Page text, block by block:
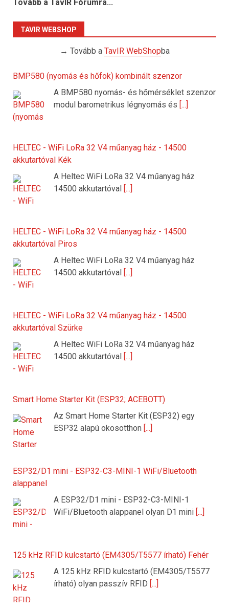
Tovább a TavIR Fórumra...
TAVIR WEBSHOP
→ Tovább a TavIR WebShopba
BMP580 (nyomás és hőfok) kombinált szenzor
A BMP580 nyomás- és hőmérséklet szenzor
modul barometrikus légnyomás és [...]
HELTEC - WiFi LoRa 32 V4 műanyag ház - 14500
akkutartóval Kék
A Heltec WiFi LoRa 32 V4 műanyag ház
14500 akkutartóval
[...]
HELTEC - WiFi LoRa 32 V4 műanyag ház - 14500
akkutartóval Piros
A Heltec WiFi LoRa 32 V4 műanyag ház
14500 akkutartóval
[...]
HELTEC - WiFi LoRa 32 V4 műanyag ház - 14500
akkutartóval Szürke
A Heltec WiFi LoRa 32 V4 műanyag ház
14500 akkutartóval
[...]
Smart Home Starter Kit (ESP32; ACEBOTT)
Az Smart Home Starter Kit (ESP32) egy
ESP32 alapú okosotthon [...]
ESP32/D1 mini - ESP32-C3-MINI-1 WiFi/Bluetooth
alappanel
A ESP32/D1 mini - ESP32-C3-MINI-1
WiFi/Bluetooth alappanel olyan D1 mini [...]
125 kHz RFID kulcstartó (EM4305/T5577 írható) Fehér
A 125 kHz RFID kulcstartó (EM4305/T5577
írható) olyan passzív RFID [...]